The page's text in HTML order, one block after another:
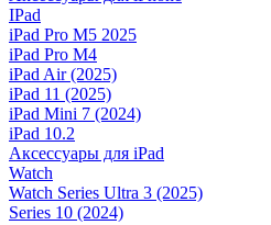
IPad
iPad Pro M5 2025
iPad Pro M4
iPad Air (2025)
iPad 11 (2025)
iPad Mini 7 (2024)
iPad 10.2
Аксессуары для iPad
Watch
Watch Series Ultra 3 (2025)
Series 10 (2024)